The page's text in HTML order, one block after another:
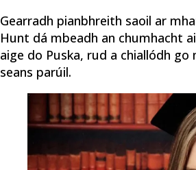
Gearradh pianbhreith saoil ar
Hunt dá mbeadh an chumhacht
aige do Puska, rud a chiallódh
seans parúil.